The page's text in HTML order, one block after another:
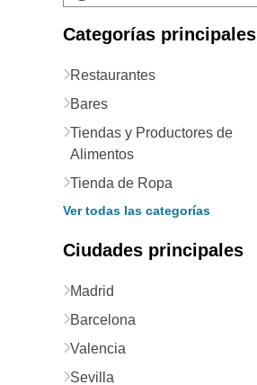
Categorías principales
Restaurantes
Bares
Tiendas y Productores de
Alimentos
Tienda de Ropa
Ver todas las categorías
Ciudades principales
Madrid
Barcelona
Valencia
Sevilla